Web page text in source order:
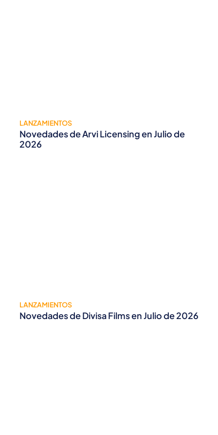
LANZAMIENTOS
Novedades de Arvi Licensing en Julio de
2026
LANZAMIENTOS
Novedades de Divisa Films en Julio de 2026